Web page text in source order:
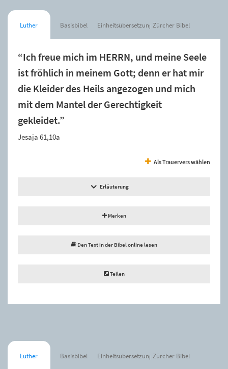
Luther Basisbibel Einheitsübersetzung Zürcher Bibel
“Ich freue mich im HERRN, und meine Seele
ist fröhlich in meinem Gott; denn er hat mir
die Kleider des Heils angezogen und mich
mit dem Mantel der Gerechtigkeit
gekleidet.”
Jesaja 61,10a
Als Trauervers wählen
Erläuterung
Merken
Den Text in der Bibel online lesen
Teilen
Luther Basisbibel Einheitsübersetzung Zürcher Bibel